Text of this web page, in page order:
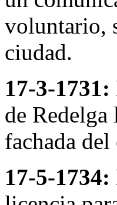
voluntario,
ciudad.
17-3-1731:
de
fachada
17-5-1734: